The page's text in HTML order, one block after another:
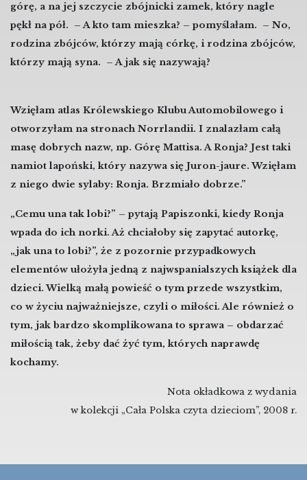
górę, a na jej szczycie zbójnicki zamek, który nagle
pękł na pół. – A kto tam mieszka? – pomyślałam. – No,
rodzina zbójców, którzy mają córkę, i rodzina zbójców,
którzy mają syna. – A jak się nazywają?
Wzięłam atlas Królewskiego Klubu Automobilowego i
otworzyłam na stronach Norrlandii. I znalazłam całą
masę dobrych nazw, np. Górę Mattisa.A Ronja? Jest taki
namiot lapoński, który nazywa się Juron-jaure. Wzięłam
z niego dwie sylaby: Ronja. Brzmiało dobrze.”
„Cemu una tak lobi?” – pytają Papiszonki, kiedy Ronja
wpada do ich norki. Aż chciałoby się zapytać autorkę,
„jak una to lobi?”, że z pozornie przypadkowych
elementów ułożyła jedną z najwspanialszych książek dla
dzieci. Wielką małą powieść o tym przede wszystkim,
co w życiu najważniejsze, czyli o miłości. Ale również o
tym, jak bardzo skomplikowana to sprawa – obdarzać
miłością tak, żeby dać żyć tym, których naprawdę
kochamy.
Nota okładkowa z wydania
w kolekcji „Cała Polska czyta dzieciom”, 2008 r.